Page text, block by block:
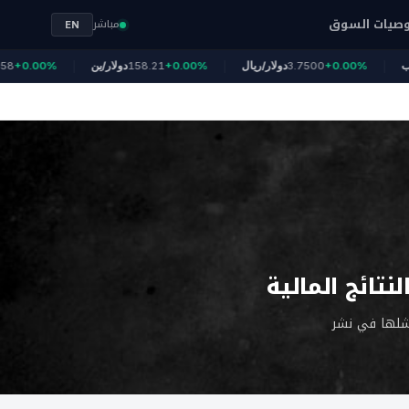
السوق مباشر EN
دولار/ين158.21+0.00% دولار/ريال3.7500+0.00% الذهب
المالية
في نشر